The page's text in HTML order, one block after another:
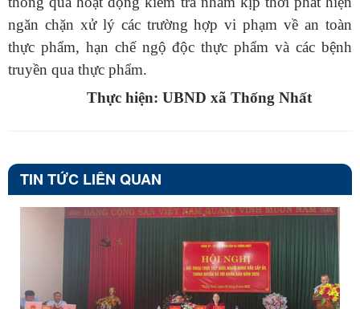
ngăn chặn xử lý các trường hợp vi phạm về an toàn
thực phẩm, hạn chế ngộ độc thực phẩm và các bệnh
truyền qua thực phẩm.
Thực hiện: UBND xã Thống Nhất
TIN TỨC LIÊN QUAN